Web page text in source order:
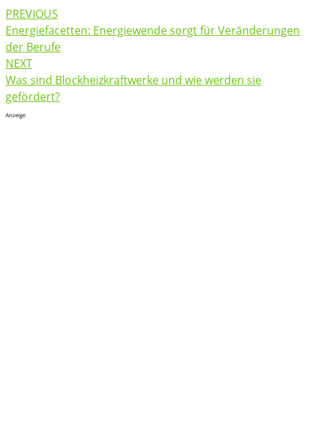
Post
navigation
PREVIOUS
Energiefacetten: Energiewende sorgt für Veränderungen
der Berufe
NEXT
Was sind Blockheizkraftwerke und wie werden sie
gefördert?
Anzeige: